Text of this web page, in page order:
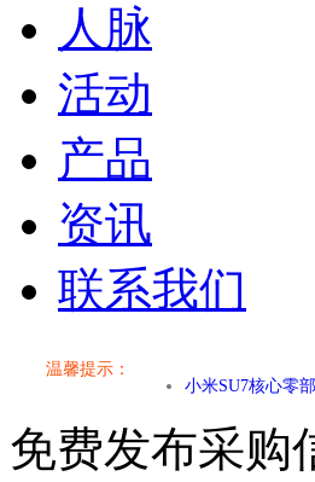
人脉
活动
产品
资讯
联系我们
温馨提示：
乐道L60核心零
第二代 AION V
免费发布采购